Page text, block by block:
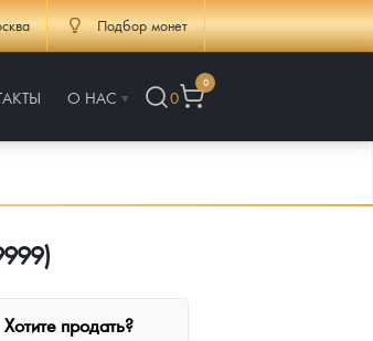
Подбор монет
О НАС 0
0
Хотите продать?